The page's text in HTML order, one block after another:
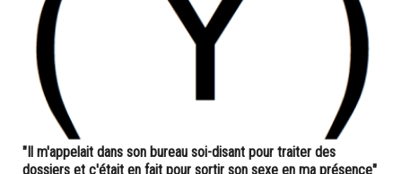
"Il m'appelait dans son bureau soi-disant pour traiter des
dossiers et c'était en fait pour sortir son sexe en ma présence"